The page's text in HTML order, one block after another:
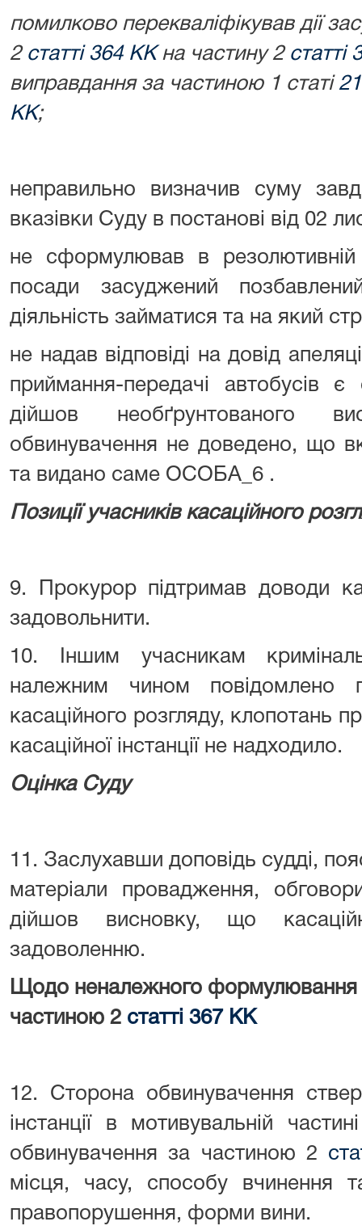
помилково перекваліфікував дії
2 статті 364 ККна частину 2 статті
виправдання за частиною 1 статі
КК;
неправильно визначив суму
вказівки Суду в постанові від 02
не сформулював в резолютивній
посади засуджений
діяльність займатися та на який
не надав відповіді на довід
приймання-передачі автобусів
дійшов необґрунтованого
обвинувачення не доведено, що
та видано саме ОСОБА_6 .
Позиції учасників касаційного
9. Прокурор підтримав доводи
задовольнити.
10. Іншим учасникам
належним чином
касаційного розгляду, клопотань
касаційної інстанції не надходило.
Оцінка Суду
11. Заслухавши доповідь судді,
матеріали провадження,
дійшов висновку, що
задоволенню.
Щодо неналежного формулювання
частиною 2 статті 367 КК
12. Сторона обвинувачення
інстанції в мотивувальній
обвинувачення за частиною 2
місця, часу, способу вчинення
правопорушення, форми вини.